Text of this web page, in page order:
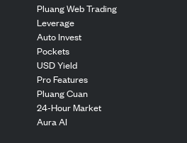
Pluang Web Trading
Leverage
Auto Invest
Pockets
USD Yield
Pro Features
Pluang Cuan
24-Hour Market
Aura AI